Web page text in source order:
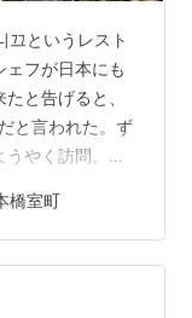
끄というレスト
ェフが日本にも
と告げると、
と言われた。ず
やく訪問。今
い料理に唸ら
ス「桃コース
ったようだけ
使われてい
橋室町